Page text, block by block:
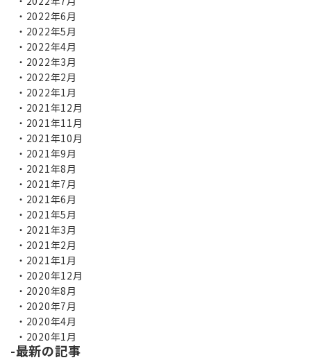
2022年6月
2022年5月
2022年4月
2022年3月
2022年2月
2022年1月
2021年12月
2021年11月
2021年10月
2021年9月
2021年8月
2021年7月
2021年6月
2021年5月
2021年3月
2021年2月
2021年1月
2020年12月
2020年8月
2020年7月
2020年4月
2020年1月
最新の記事